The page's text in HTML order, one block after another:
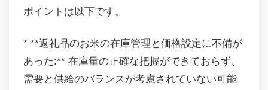
ポイントは以下です。
* **返礼品のお米の在庫管理と価格設定に不備が
あった:** 在庫量の正確な把握ができておらず、
需要と供給のバランスが考慮されていない可能